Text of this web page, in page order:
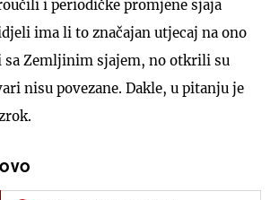
i periodičke promjene sjaja
ima li to značajan utjecaj na ono
sa Zemljinim sjajem, no otkrili su
nisu povezane. Dakle, u pitanju je